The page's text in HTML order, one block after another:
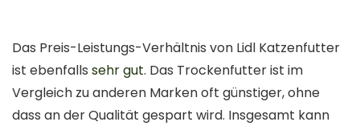
Das Preis-Leistungs-Verhältnis von Lidl Katzenfutter
ist ebenfalls sehr gut. Das Trockenfutter ist im
Vergleich zu anderen Marken oft günstiger, ohne
dass an der Qualität gespart wird. Insgesamt kann